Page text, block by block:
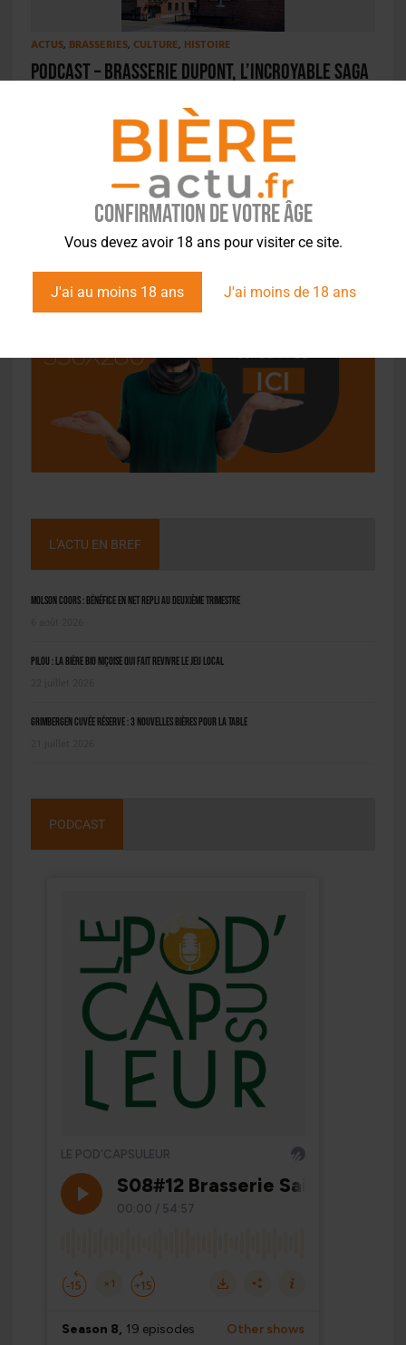
Confirmation de votre âge
Vous devez avoir 18 ans pour visiter ce site.
J'ai au moins 18 ans J'ai moins de 18 ans
ACTUS, BRASSERIES, CULTURE, HISTOIRE
PODCAST – Brasserie Dupont, l’incroyable saga
L'ACTU EN BREF
Molson Coors : bénéfice en net repli au deuxième trimestre
Pilou : la bière bio niçoise qui fait revivre le jeu local
Grimbergen Cuvée Réserve : 3 nouvelles bières pour la table
PODCAST